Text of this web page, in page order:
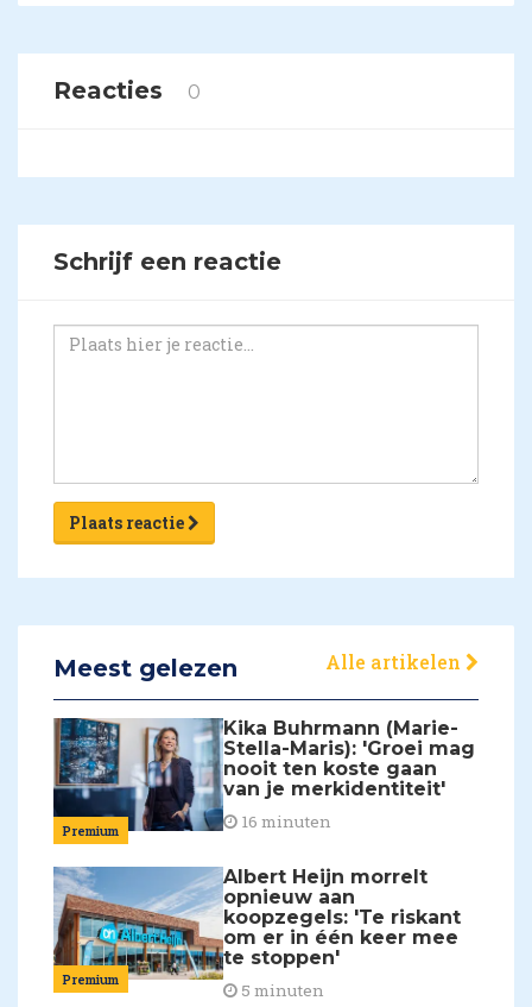
Reacties 0
Schrijf een reactie
Plaats reactie
Meest gelezen Alle artikelen
Premium
Kika Buhrmann (Marie-
Stella-Maris): 'Groei mag
nooit ten koste gaan
van je merkidentiteit'
16 minuten
Premium
Albert Heijn morrelt
opnieuw aan
koopzegels: 'Te riskant
om er in één keer mee
te stoppen'
5 minuten